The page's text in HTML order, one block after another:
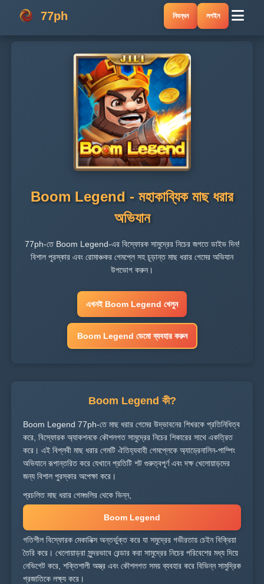
77ph নিবন্ধন লগইন
Boom Legend - মহাকাব্যিক মাছ ধরার
অভিযান
77ph-তে Boom Legend-এর বিস্ফোরক সামুদ্রের নিচের জগতে ডাইভ দিন!
বিশাল পুরস্কার এবং রোমাঞ্চকর গেমপ্লে সহ চূড়ান্ত মাছ ধরার গেমের অভিযান
উপভোগ করুন।
এখনই Boom Legend খেলুন
Boom Legend ডেমো ব্যবহার করুন
Boom Legend কী?
Boom Legend 77ph-তে মাছ ধরার গেমের উদ্ভাবনের শিখরকে প্রতিনিধিত্ব
করে, বিস্ফোরক অ্যাকশনকে কৌশলগত সামুদ্রের নিচের শিকারের সাথে একত্রিত
করে। এই বিপ্লবী মাছ ধরার গেমটি ঐতিহ্যবাহী গেমপ্লেকে অ্যাড্রেনালিন-পাম্পিং
অভিযানে রূপান্তরিত করে যেখানে প্রতিটি শট গুরুত্বপূর্ণ এবং দক্ষ খেলোয়াড়দের
জন্য বিশাল পুরস্কার অপেক্ষা করে।
প্রচলিত মাছ ধরার গেমগুলির থেকে ভিন্ন,
Boom Legend
গতিশীল বিস্ফোরক মেকানিক্স অন্তর্ভুক্ত করে যা সমুদ্রের গভীরতায় চেইন বিক্রিয়া
তৈরি করে। খেলোয়াড়রা সুন্দরভাবে রেন্ডার করা সামুদ্রের নিচের পরিবেশের মধ্য দিয়ে
নেভিগেট করে, শক্তিশালী অস্ত্র এবং কৌশলগত সময় ব্যবহার করে বিভিন্ন সামুদ্রিক
প্রজাতিকে লক্ষ্য করে।